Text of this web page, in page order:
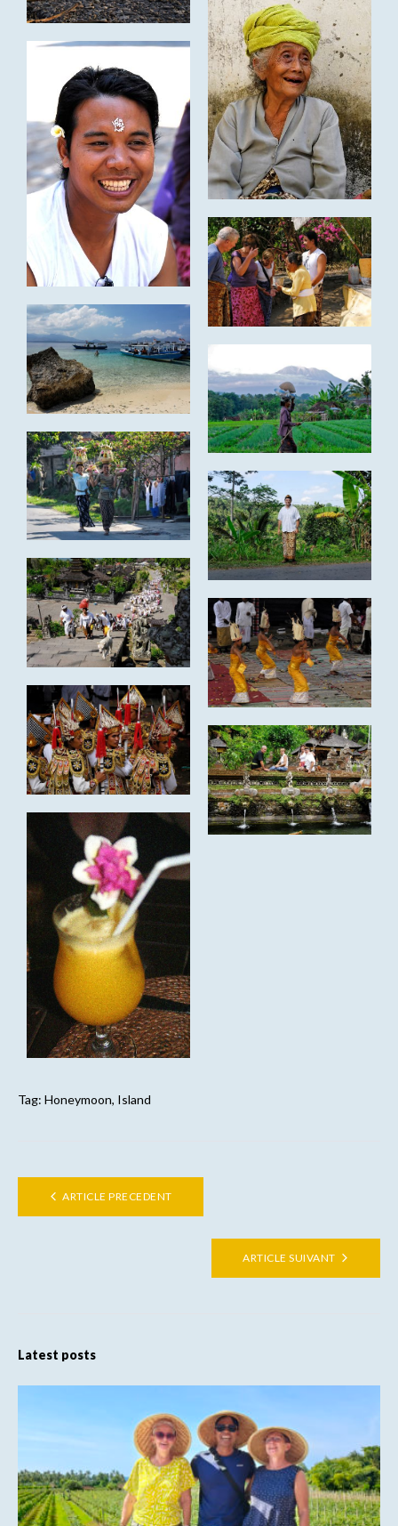
Tag: Honeymoon, Island
ARTICLE PRECEDENT
ARTICLE SUIVANT
Latest posts